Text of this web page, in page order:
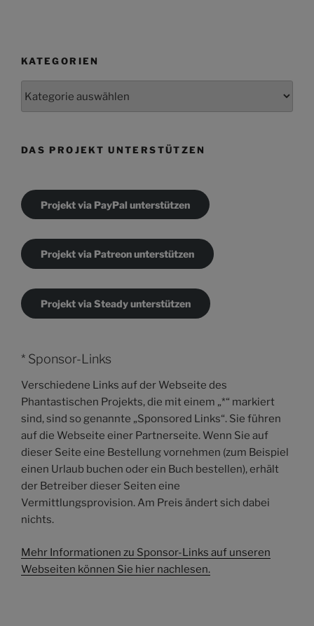
KATEGORIEN
DAS PROJEKT UNTERSTÜTZEN
Projekt via PayPal unterstützen
Projekt via Patreon unterstützen
Projekt via Steady unterstützen
* Sponsor-Links
Verschiedene Links auf der Webseite des
Phantastischen Projekts, die mit einem „*“ markiert
sind, sind so genannte „Sponsored Links“. Sie führen
auf die Webseite einer Partnerseite. Wenn Sie auf
dieser Seite eine Bestellung vornehmen (zum Beispiel
einen Urlaub buchen oder ein Buch bestellen), erhält
der Betreiber dieser Seiten eine
Vermittlungsprovision. Am Preis ändert sich dabei
nichts.
Mehr Informationen zu Sponsor-Links auf unseren
Webseiten können Sie hier nachlesen.